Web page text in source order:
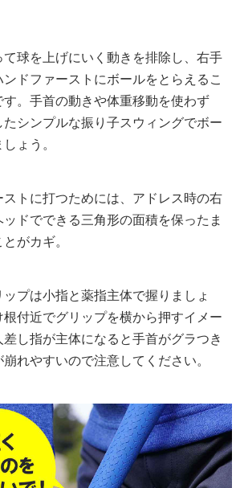
球を上げにいく動きを排除し、右手
ドファーストにボールをとらえるこ
。手首の動きや体重移動を使わず
シンプルな振り子スウィングでボー
ょう。
に打つためには、アドレス時の右
ドでできる三角形の面積を保ったま
がカギ。
プは小指と薬指主体で握りましょ
根付近でグリップを横から押すイメー
し指が主体になると手首がグラつき
れやすいので注意してください。